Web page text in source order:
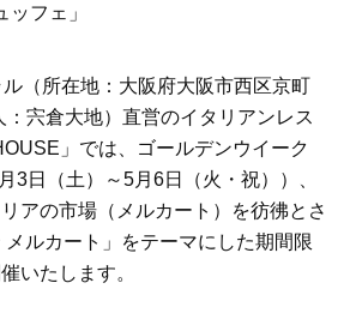
ッフェ」
（所在地：大阪府大阪市西区京町
宍倉大地）直営のイタリアンレス
」では、ゴールデンウイーク
3日（土）～5月6日（火・祝））、
アの市場（メルカート）を彷彿とさ
ルカート」をテーマにした期間限
いたします。